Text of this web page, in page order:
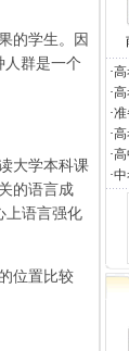
的学生。因
人群是一个
大学本科课
的语言成
上语言强化
位置比较
·高
·
·准
·
·高
·